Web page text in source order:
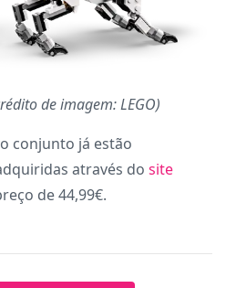
de imagem: LEGO)
conjunto já estão
através do site
de 44,99€.